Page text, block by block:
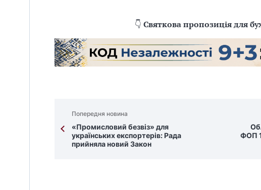
👇 Святкова пропозиція для
Попередня новина
«Промисловий безвіз» для
українських експортерів: Рада
прийняла новий Закон
ФОП